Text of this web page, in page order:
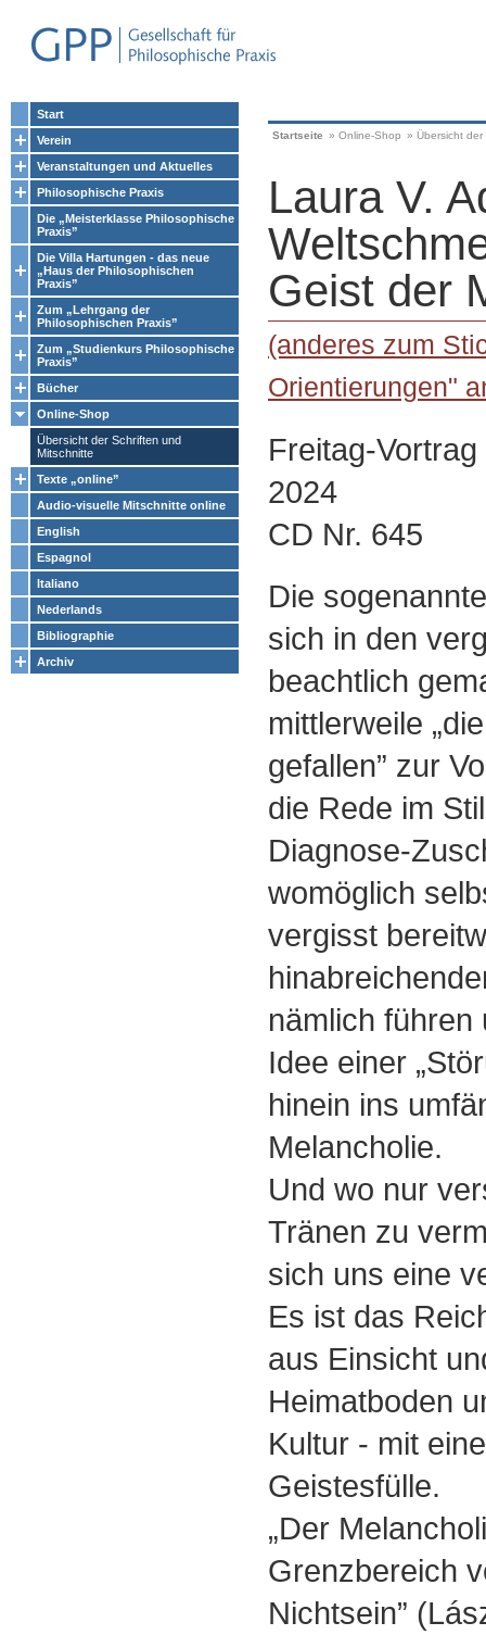
Start
Verein
Veranstaltungen und Aktuelles
Philosophische Praxis
Die „Meisterklasse Philosophische
Praxis”
Die Villa Hartungen - das neue
„Haus der Philosophischen
Praxis”
Zum „Lehrgang der
Philosophischen Praxis”
Zum „Studienkurs Philosophische
Praxis”
Bücher
Online-Shop
Übersicht der Schriften und
Mitschnitte
Texte „online”
Audio-visuelle Mitschnitte online
English
Espagnol
Italiano
Nederlands
Bibliographie
Archiv
Startseite » Online-Shop » Übersicht
Laura V.
Geist der
(anderes zum
Orientierungen"
Freitag-
2024
CD Nr. 645
Die
sich in den
beachtlich
mittlerweile
gefallen” zur
die Rede im
Diagnose-
womöglich
vergisst
nämlich führen
Idee einer
hinein ins
Melancholie.
Und wo nur
Tränen zu
sich uns eine
Es ist das
aus Einsicht
Heimatboden
Kultur - mit
Geistesfülle.
„Der
Grenzbereich
Nichtsein”